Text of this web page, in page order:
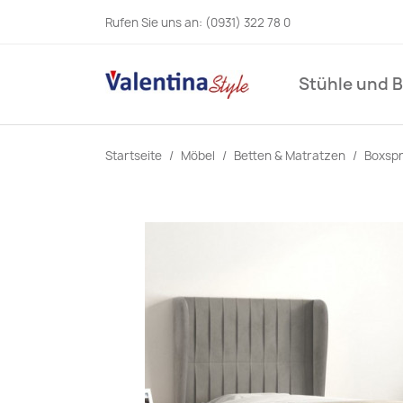
Rufen Sie uns an: (0931) 322 78 0
Stühle und
Startseite Möbel Betten & Matratzen